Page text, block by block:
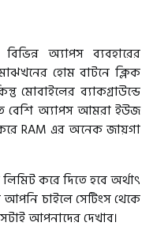
অ্যাপস ব্যবহারের
হোম বাটনে ক্লিক
মোবাইলের ব্যাকগ্রাউন্ডে
বেশি অ্যাপস আমরা ইউজ
RAM এর অনেক জায়গা
করে দিতে হবে অর্থাৎ
আপনি চাইলে সেটিংস থেকে
আপনাদের দেখাব।